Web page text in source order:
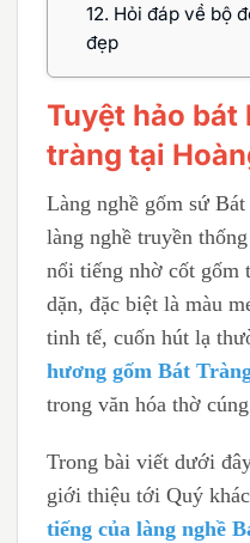
12. Hỏi đáp về bộ
đẹp
Tuyệt hảo bát
tràng tại
Làng nghề gốm sứ
làng nghề truyền
nổi tiếng nhờ cốt gốm
dặn, đặc biệt là màu
tinh tế, cuốn hút lạ
hương gốm Bát
trong văn hóa thờ
Trong bài viết dưới
giới thiệu tới Quý
tiếng của làng nghề